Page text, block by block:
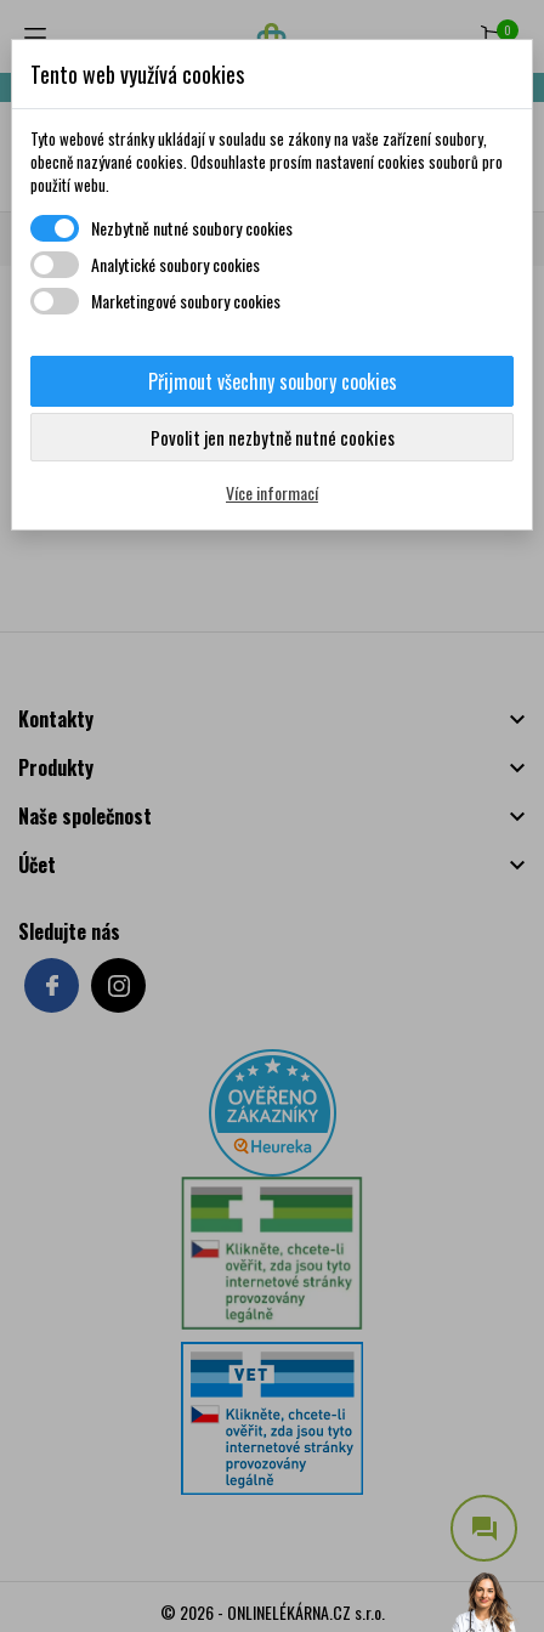
0
Nakupte za 999,- Kč a získáte dopravu zdarma!
✦AI
Domů Značky Kreon
Seznam produktů podle značky
Žádný produkt nebyl bohužel nalezen
Kontakty

Produkty

Naše společnost

Účet

Sledujte nás
question_answer
© 2026 - ONLINELÉKÁRNA.CZ s.r.o.
Tento web využívá cookies
Tyto webové stránky ukládají v souladu se zákony na vaše zařízení soubory,
obecně nazývané cookies. Odsouhlaste prosím nastavení cookies souborů pro
použití webu.
Nezbytně nutné soubory cookies
Analytické soubory cookies
Marketingové soubory cookies
Přijmout všechny soubory cookies
Povolit jen nezbytně nutné cookies
Více informací